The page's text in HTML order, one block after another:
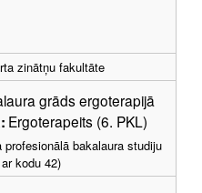
zinātņu fakultāte
grāds ergoterapijā
Ergoterapeits (6. PKL)
profesionālā bakalaura studiju
kodu 42)